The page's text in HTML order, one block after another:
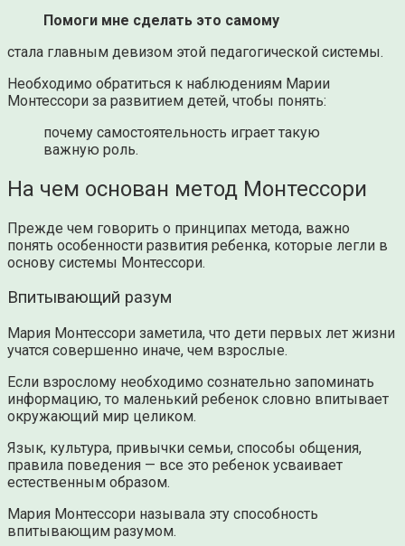
Помоги мне сделать это самому
стала главным девизом этой педагогической системы.
Необходимо обратиться к наблюдениям Марии
Монтессори за развитием детей, чтобы понять:
почему самостоятельность играет такую
важную роль.
На чем основан метод Монтессори
Прежде чем говорить о принципах метода, важно
понять особенности развития ребенка, которые легли в
основу системы Монтессори.
Впитывающий разум
Мария Монтессори заметила, что дети первых лет жизни
учатся совершенно иначе, чем взрослые.
Если взрослому необходимо сознательно запоминать
информацию, то маленький ребенок словно впитывает
окружающий мир целиком.
Язык, культура, привычки семьи, способы общения,
правила поведения — все это ребенок усваивает
естественным образом.
Мария Монтессори называла эту способность
впитывающим разумом.